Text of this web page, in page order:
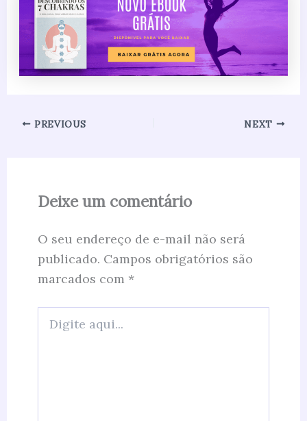
PREVIOUS NEXT
Deixe um comentário
O seu endereço de e-mail não será
publicado. Campos obrigatórios são
marcados com *
aqui...